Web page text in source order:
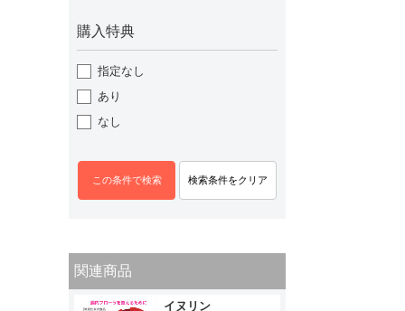
購入特典
指定なし
あり
なし
関連商品
イヌリン